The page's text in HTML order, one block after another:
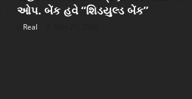
ઓપ. બેંક હવે “શિડયુલ્ડ બેંક”
Real